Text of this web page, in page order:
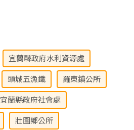
宜蘭縣政府水利資源處
頭城五漁鐵 羅東鎮公所
宜蘭縣政府社會處
壯圍鄉公所